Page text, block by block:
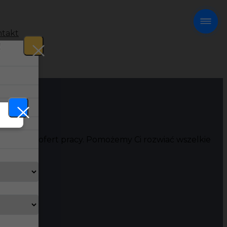
ofert pracy. Pomożemy Ci rozwiać wszelkie